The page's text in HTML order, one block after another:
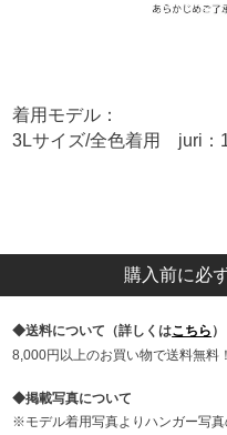
着用モデル：
3Lサイズ/全色着用 juri：
購入前に必
送料について（詳しくはこちら ）
8,000円以上のお買い物で送料無料
掲載写真について
モデル着用写真よりハンガー写